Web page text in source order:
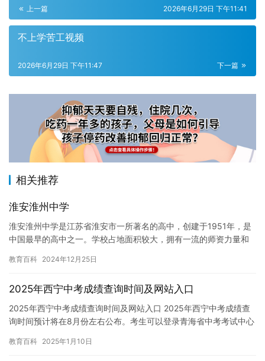
上一篇 2026年6月29日 下午11:41
不上学苦工视频
下一篇
2026年6月29日 下午11:47
相关推荐
淮安淮州中学
淮安淮州中学是江苏省淮安市一所著名的高中，创建于1951年，是
中国最早的高中之一。学校占地面积较大，拥有一流的师资力量和
生…
教育百科 2024年12月25日
2025年西宁中考成绩查询时间及网站入口
2025年西宁中考成绩查询时间及网站入口 2025年西宁中考成绩查
询时间预计将在8月份左右公布。考生可以登录青海省中考考试中心
教育百科 2025年1月10日